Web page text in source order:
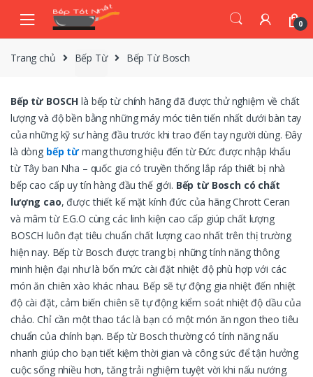
navigation
content
0
Trang chủ Bếp Từ Bếp Từ Bosch
Bếp từ BOSCH là bếp từ chính hãng đã được thử nghiệm về chất
lượng và độ bền bằng những máy móc tiên tiến nhất dưới bàn tay
của những kỹ sư hàng đầu trước khi trao đến tay người dùng. Đây
là dòng bếp từmang thương hiệu đến từ Đức được nhập khẩu
từ Tây ban Nha – quốc gia có truyền thống lắp ráp thiết bị nhà
bếp cao cấp uy tín hàng đầu thế giới. Bếp từ Bosch có chất
lượng cao, được thiết kế mặt kính đức của hãng Chrott Ceran
và mâm từ E.G.O cùng các linh kiện cao cấp giúp chất lượng
BOSCH luôn đạt tiêu chuẩn chất lượng cao nhất trên thị trường
hiện nay. Bếp từ Bosch được trang bị những tính năng thông
minh hiện đại như là bốn mức cài đặt nhiệt độ phù hợp với các
món ăn chiên xào khác nhau. Bếp sẽ tự động gia nhiệt đến nhiệt
độ cài đặt, cảm biến chiên sẽ tự động kiểm soát nhiệt độ dầu của
chảo. Chỉ cần một thao tác là bạn có một món ăn ngon theo tiêu
chuẩn của chính bạn. Bếp từ Bosch thường có tính năng nấu
nhanh giúp cho bạn tiết kiệm thời gian và công sức để tận hưởng
cuộc sống nhiều hơn, tăng trải nghiệm tuyệt vời khi nấu nướng.